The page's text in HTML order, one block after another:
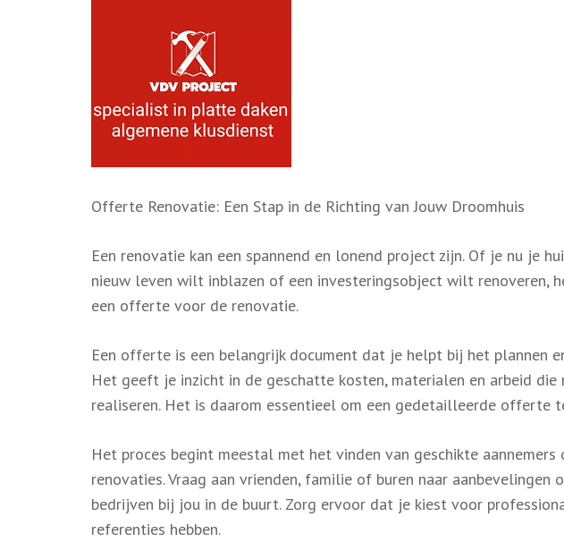
Offerte Renovatie: Een Stap in de Richting van Jouw Droomhuis
Een renovatie kan een spannend en lonend project zijn. Of je nu je
nieuw leven wilt inblazen of een investeringsobject wilt renoveren,
een offerte voor de renovatie.
Een offerte is een belangrijk document dat je helpt bij het plannen
Het geeft je inzicht in de geschatte kosten, materialen en arbeid
realiseren. Het is daarom essentieel om een gedetailleerde offerte
Het proces begint meestal met het vinden van geschikte
renovaties. Vraag aan vrienden, familie of buren naar aanbevelingen
bedrijven bij jou in de buurt. Zorg ervoor dat je kiest voor
referenties hebben.